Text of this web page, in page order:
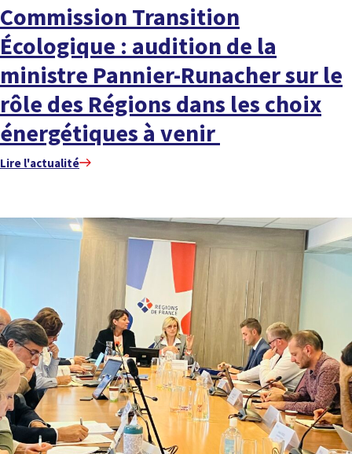
Commission Transition
Écologique : audition de la
ministre Pannier-Runacher sur le
rôle des Régions dans les choix
énergétiques à venir
Lire l'actualité